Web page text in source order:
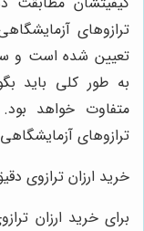
ترازوهای
تعیین شده است و
به طور کلی باید
متفاوت خواهد
ترازوهای
خرید ارزان ترازوی
برای خرید ارزان